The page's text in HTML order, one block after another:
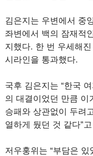
김은지는 우변에서 중
좌변에서 백의 잠재적
지했다. 한 번 우세해
시라인을 통과했다.
국후 김은지는 “한국
의 대결이었던 만큼 이
승패와 상관없이 두려
열하게 뒀던 것 같다”
저우훙위는 “부담은